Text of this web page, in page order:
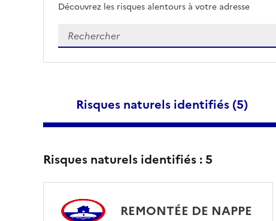
Découvrez les risques alentours à votre adresse
Veuillez renseigner votre adresse exacte
Risques naturels identifiés (5)
Risques naturels identifiés :5
REMONTÉE DE NAPPE